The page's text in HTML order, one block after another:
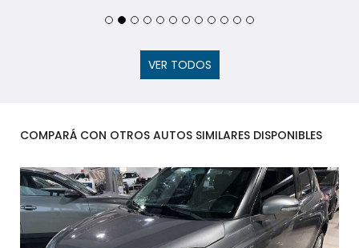
VER TODOS
COMPARÁ CON OTROS AUTOS SIMILARES DISPONIBLES